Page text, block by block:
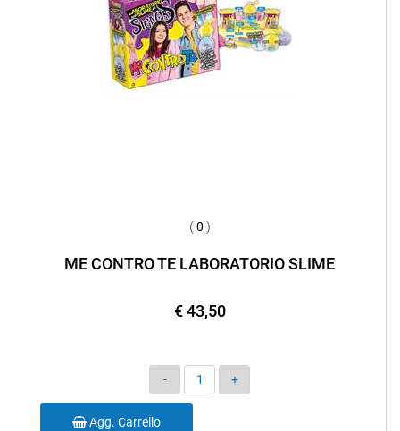
(0 )
ME CONTRO TE LABORATORIO SLIME
€ 43,50
Quantità
Agg. Carrello